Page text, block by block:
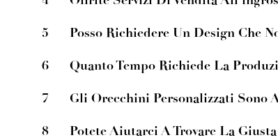
5 Posso Richiedere Un Design Che
6 Quanto Tempo Richiede La
7 Gli Orecchini Personalizzati
8 Potete Aiutarci A Trovare La